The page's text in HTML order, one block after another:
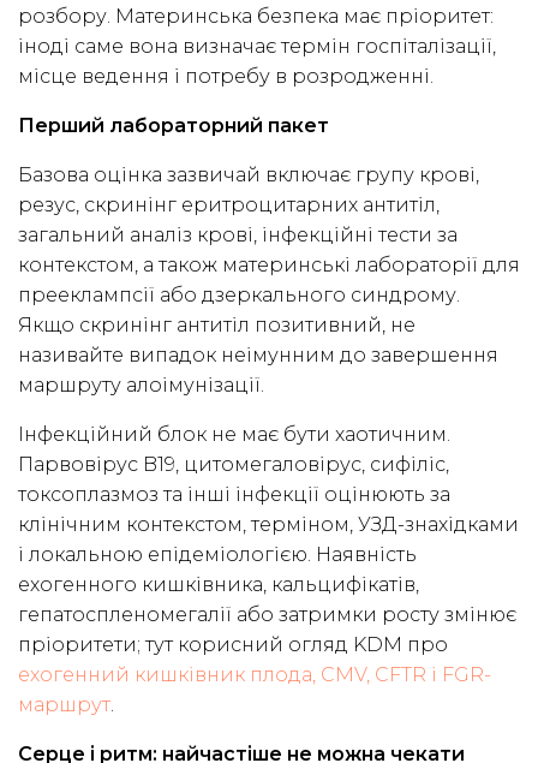
розбору. Материнська безпека має пріоритет:
іноді саме вона визначає термін госпіталізації,
місце ведення і потребу в розродженні.
Перший лабораторний пакет
Базова оцінка зазвичай включає групу крові,
резус, скринінг еритроцитарних антитіл,
загальний аналіз крові, інфекційні тести за
контекстом, а також материнські лабораторії для
прееклампсії або дзеркального синдрому.
Якщо скринінг антитіл позитивний, не
називайте випадок неімунним до завершення
маршруту алоімунізації.
Інфекційний блок не має бути хаотичним.
Парвовірус B19, цитомегаловірус, сифіліс,
токсоплазмоз та інші інфекції оцінюють за
клінічним контекстом, терміном, УЗД-знахідками
і локальною епідеміологією. Наявність
ехогенного кишківника, кальцифікатів,
гепатоспленомегалії або затримки росту змінює
пріоритети; тут корисний огляд KDM про
ехогенний кишківник плода, CMV, CFTR і FGR-
маршрут.
Серце і ритм: найчастіше не можна чекати